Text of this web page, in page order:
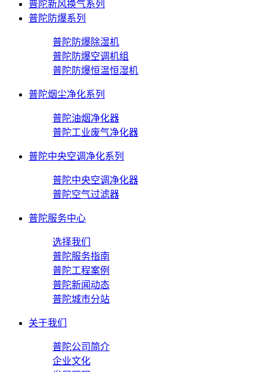
普陀新风换气系列
普陀防爆系列
普陀防爆除湿机
普陀防爆空调机组
普陀防爆恒温恒湿机
普陀烟尘净化系列
普陀油烟净化器
普陀工业废气净化器
普陀中央空调净化系列
普陀中央空调净化器
普陀空气过滤器
普陀服务中心
选择我们
普陀服务指南
普陀工程案例
普陀新闻动态
普陀城市分站
关于我们
普陀公司简介
企业文化